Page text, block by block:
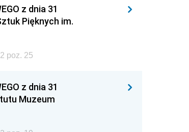
z dnia 31
Pięknych im.
poz. 25
z dnia 31
Muzeum